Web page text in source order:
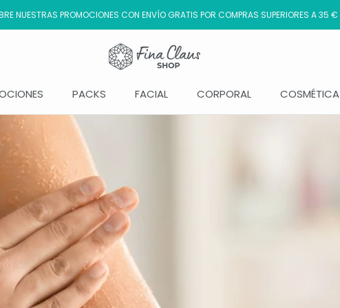
NUESTRAS PROMOCIONES CON ENVÍO GRATIS POR COMPRAS SUPERIORES A 35 €
PACKS FACIAL CORPORAL COSMÉTICA